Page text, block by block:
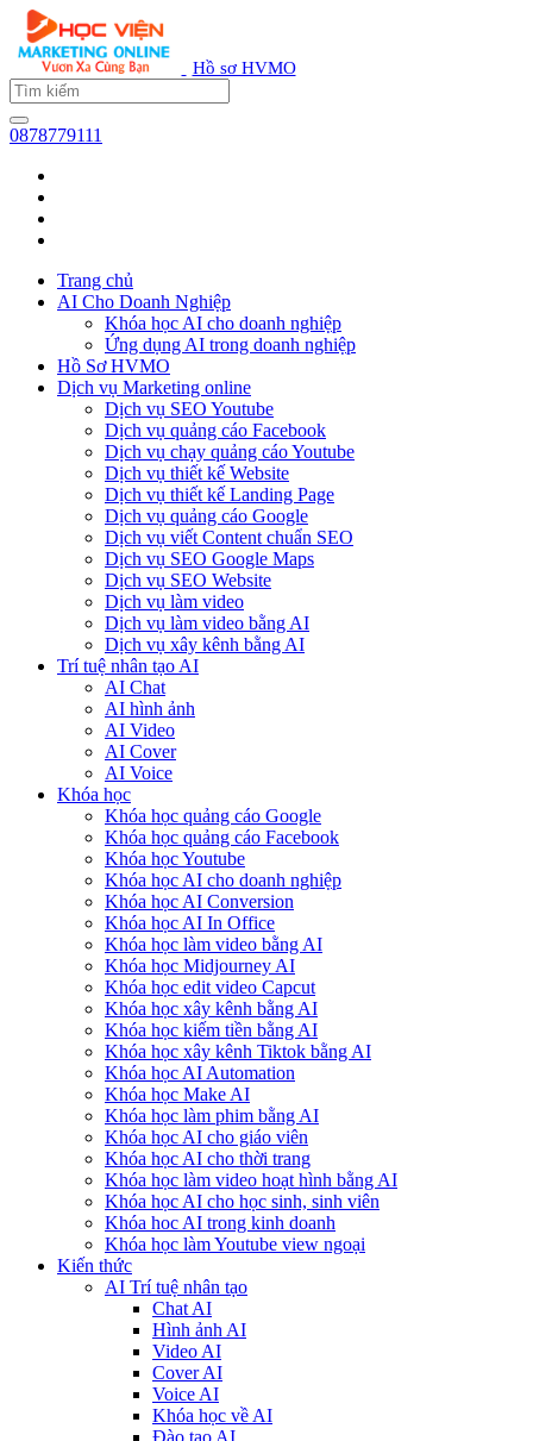
Hồ sơ HVMO
0878779111
Trang chủ
AI Cho Doanh Nghiệp
Khóa học AI cho doanh nghiệp
Ứng dụng AI trong doanh nghiệp
Hồ Sơ HVMO
Dịch vụ Marketing online
Dịch vụ SEO Youtube
Dịch vụ quảng cáo Facebook
Dịch vụ chạy quảng cáo Youtube
Dịch vụ thiết kế Website
Dịch vụ thiết kế Landing Page
Dịch vụ quảng cáo Google
Dịch vụ viết Content chuẩn SEO
Dịch vụ SEO Google Maps
Dịch vụ SEO Website
Dịch vụ làm video
Dịch vụ làm video bằng AI
Dịch vụ xây kênh bằng AI
Trí tuệ nhân tạo AI
AI Chat
AI hình ảnh
AI Video
AI Cover
AI Voice
Khóa học
Khóa học quảng cáo Google
Khóa học quảng cáo Facebook
Khóa học Youtube
Khóa học AI cho doanh nghiệp
Khóa học AI Conversion
Khóa học AI In Office
Khóa học làm video bằng AI
Khóa học Midjourney AI
Khóa học edit video Capcut
Khóa học xây kênh bằng AI
Khóa học kiếm tiền bằng AI
Khóa học xây kênh Tiktok bằng AI
Khóa học AI Automation
Khóa học Make AI
Khóa học làm phim bằng AI
Khóa học AI cho giáo viên
Khóa học AI cho thời trang
Khóa học làm video hoạt hình bằng AI
Khóa học AI cho học sinh, sinh viên
Khóa hoc AI trong kinh doanh
Khóa học làm Youtube view ngoại
Kiến thức
AI Trí tuệ nhân tạo
Chat AI
Hình ảnh AI
Video AI
Cover AI
Voice AI
Khóa học về AI
Đào tạo AI